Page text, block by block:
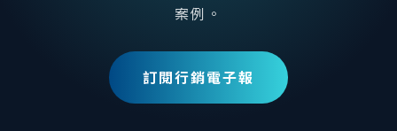
案例。
訂閱行銷電子報